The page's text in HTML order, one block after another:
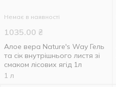
Немає в наявності
1035.00 ₴
Алое вера Nature's Way Гель
та сік внутрішнього листя зі
смаком лісових ягід 1л
1 л